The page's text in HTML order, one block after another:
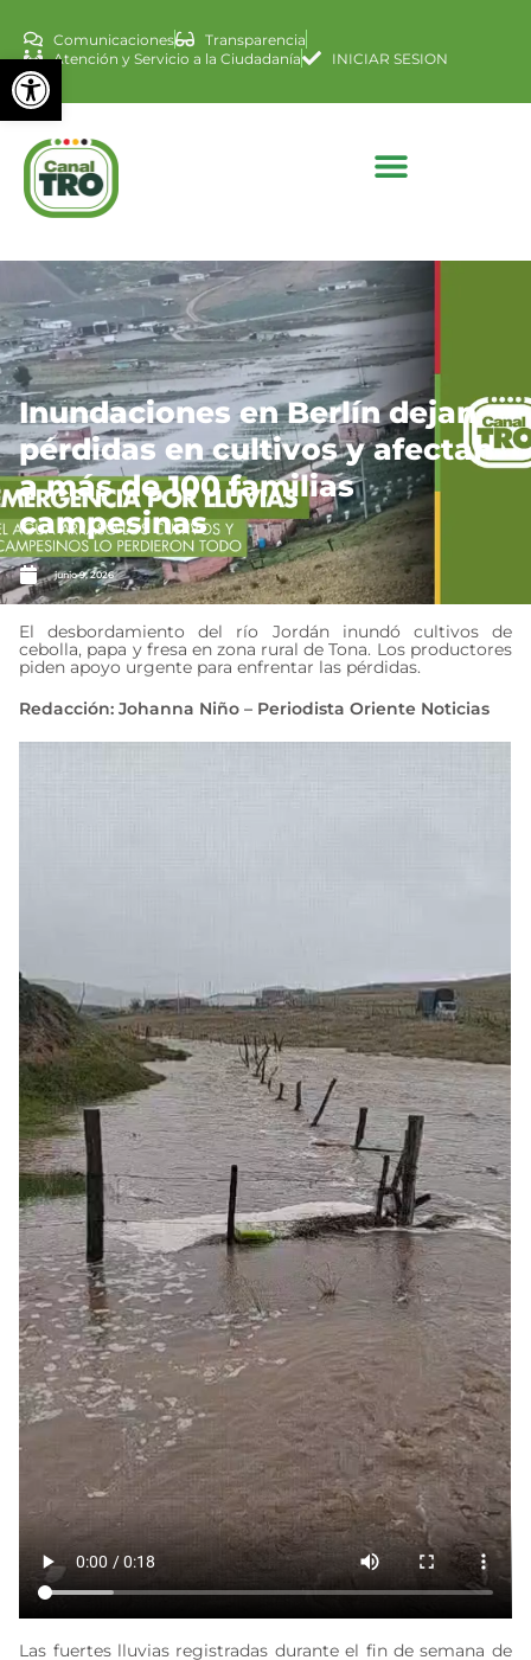
Abrir barra de
Comunicaciones
Transparencia
Atención y Servicio a la Ciudadanía
INICIAR SESION
Inundaciones en Berlín dejan
pérdidas en cultivos y afectan
a más de 100 familias
campesinas
junio 9, 2026
El desbordamiento del río Jordán inundó cultivos de
cebolla, papa y fresa en zona rural de Tona. Los productores
piden apoyo urgente para enfrentar las pérdidas.
Redacción: Johanna Niño – Periodista Oriente Noticias
Las fuertes lluvias registradas durante el fin de semana de